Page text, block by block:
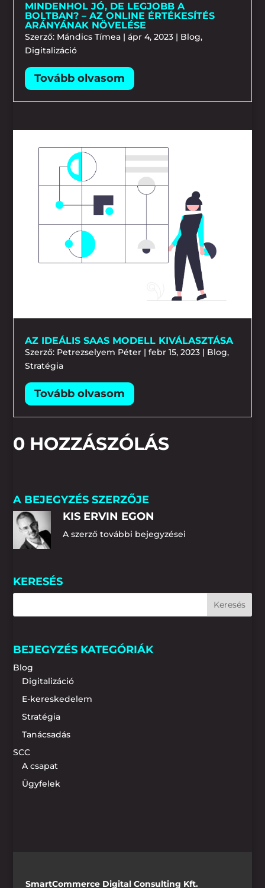
MINDENHOL JÓ, DE LEGJOBB A
BOLTBAN? – AZ ONLINE ÉRTÉKESÍTÉS
ARÁNYÁNAK NÖVELÉSE
Szerző: Mándics Tímea |ápr 4, 2023 | Blog,
Digitalizáció
AZ IDEÁLIS SAAS MODELL KIVÁLASZTÁSA
Szerző: Petrezselyem Péter |febr 15, 2023 | Blog,
Stratégia
0 HOZZÁSZÓLÁS
A BEJEGYZÉS SZERZŐJE
KIS ERVIN EGON
A szerző további bejegyzései
KERESÉS
BEJEGYZÉS KATEGÓRIÁK
Blog
Digitalizáció
E-kereskedelem
Stratégia
Tanácsadás
SCC
A csapat
Ügyfelek
SmartCommerce Digital Consulting Kft.